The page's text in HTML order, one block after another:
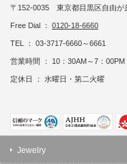
〒152-0035 東京都目黒区自由が
Free Dial ： 0120-18-6660
TEL ： 03-3717-6660～6661
営業時間 ： 10：30AM～7：00PM
定休日 ： 水曜日・第二火曜
Jewelry